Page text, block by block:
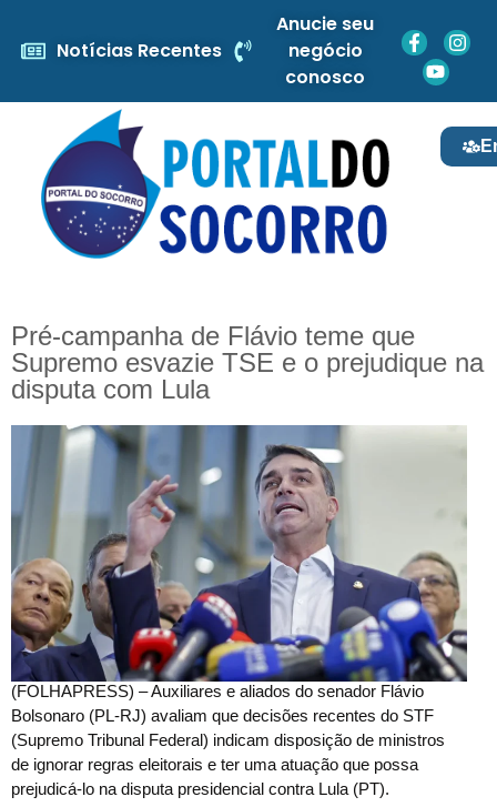
Notícias Recentes
Anucie seu
negócio
conosco
Pré-campanha de Flávio teme que
Supremo esvazie TSE e o prejudique na
disputa com Lula
(FOLHAPRESS) – Auxiliares e aliados do senador Flávio
Bolsonaro (PL-RJ) avaliam que decisões recentes do STF
(Supremo Tribunal Federal) indicam disposição de ministros
de ignorar regras eleitorais e ter uma atuação que possa
prejudicá-lo na disputa presidencial contra Lula (PT).